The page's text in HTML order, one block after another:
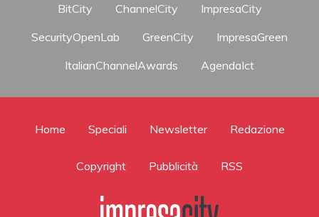
BitCity ChannelCity
ImpresaCity
SecurityOpenLab
GreenCity
ImpresaGreen
ItalianChannelAwards
AgendaIct
Home Speciali Newsletter Redazione
Copyright Pubblicità RSS